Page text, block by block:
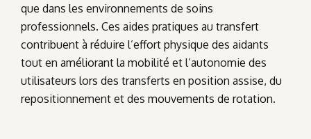
que dans les environnements de soins
professionnels. Ces aides pratiques au transfert
contribuent à réduire l’effort physique des aidants
tout en améliorant la mobilité et l’autonomie des
utilisateurs lors des transferts en position assise, du
repositionnement et des mouvements de rotation.